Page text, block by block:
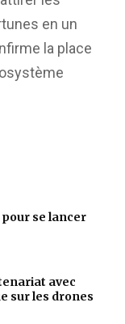
en un
la place
se lancer
avec
sur les drones